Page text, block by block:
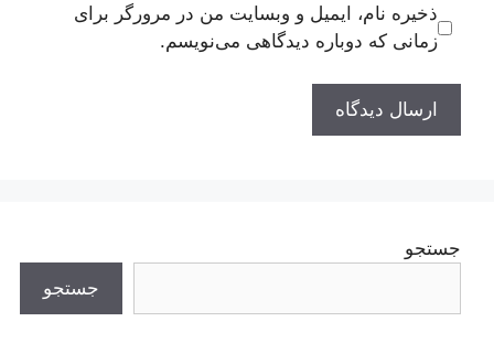
ذخیره نام، ایمیل و وبسایت من در مرورگر برای
زمانی که دوباره دیدگاهی می‌نویسم.
جستجو
جستجو